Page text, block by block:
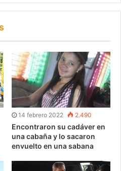
14 febrero 2022 2.490
Encontraron su cadáver en
una cabaña y lo sacaron
envuelto en una sabana